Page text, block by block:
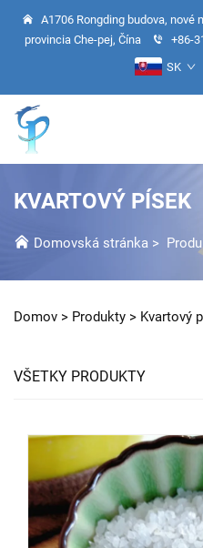
A1706 Rongding budova,
provincia Che-pej, Čína
+86-
SK
KVARTOVÝ PÍSEK
Domovská stránka >
Domov > Produkty > Kvartový
VŠETKY PRODUKTY